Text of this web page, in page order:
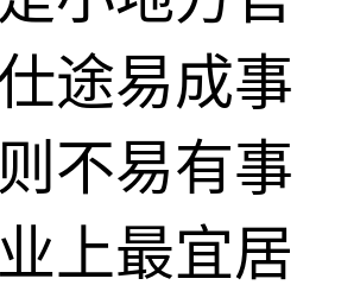
途易成事
不易有事
上最宜居